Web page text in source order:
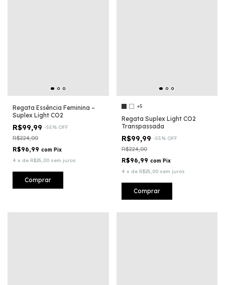
Regata Essência Feminina –
Suplex Light CO2
R$99,99 -55% OFF
R$224,00
R$96,99 com Pix
4 x de R$25,00 sem juros
Comprar
+5
Regata Suplex Light CO2
Transpassada
R$99,99 -55% OFF
R$224,00
R$96,99 com Pix
4 x de R$25,00 sem juros
Comprar